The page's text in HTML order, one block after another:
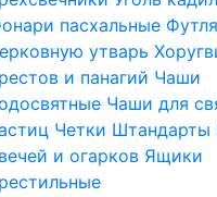
пасхальные
утварь
и панагий Чаши
Чаши для
Четки Штандарты
и огарков Ящики